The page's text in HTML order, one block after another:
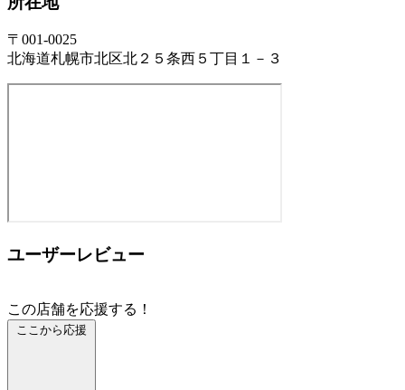
〒001-0025
北海道札幌市北区北２５条西５丁目１－３
ユーザーレビュー
この店舗を応援する！
ここから応援